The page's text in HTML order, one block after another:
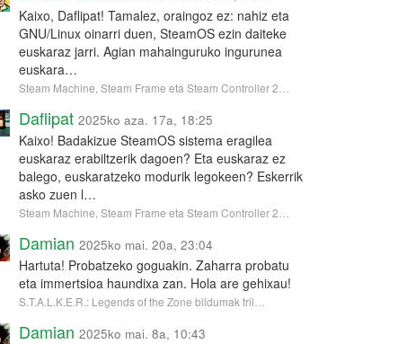
Kaixo, Daflipat! Tamalez, oraingoz ez: nahiz eta
GNU/Linux oinarri duen, SteamOS ezin daiteke
euskaraz jarri. Agian mahainguruko ingurunea
euskara…
Steam Machine, Steam Frame eta Steam Controller 2…
Daflipat 2025ko aza. 17a, 18:25
Kaixo! Badakizue SteamOS sistema eragilea
euskaraz erabiltzerik dagoen? Eta euskaraz ez
balego, euskaratzeko modurik legokeen? Eskerrik
asko zuen l…
Steam Machine, Steam Frame eta Steam Controller 2…
Damian 2025ko mai. 20a, 23:04
Hartuta! Probatzeko goguakin. Zaharra probatu
eta immertsioa haundixa zan. Hola are gehixau!
S.T.A.L.K.E.R.: Legends of the Zone bildumak tril…
Damian 2025ko mai. 8a, 10:43